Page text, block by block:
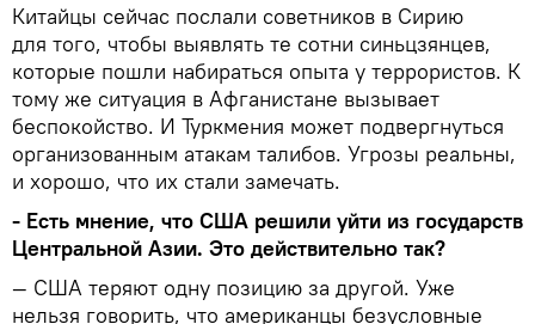
Китайцы сейчас послали советников в Сирию
для того, чтобы выявлять те сотни синьцзянцев,
которые пошли набираться опыта у террористов. К
тому же ситуация в Афганистане вызывает
беспокойство. И Туркмения может подвергнуться
организованным атакам талибов. Угрозы реальны,
и хорошо, что их стали замечать.
- Есть мнение, что США решили уйти из государств
Центральной Азии. Это действительно так?
— США теряют одну позицию за другой. Уже
нельзя говорить, что американцы безусловные